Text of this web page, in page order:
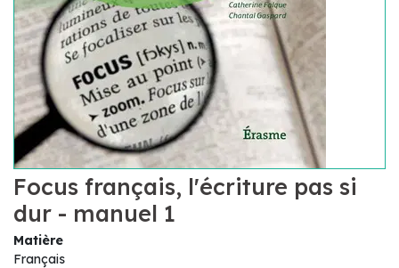
Focus français, l'écriture pas si
dur - manuel 1
Matière
Français